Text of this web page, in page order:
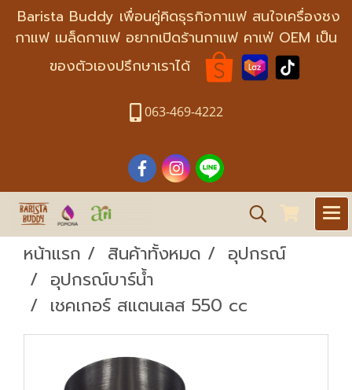
Barista Buddy เพื่อนคู่คิดธุรกิจกาแฟ สนใจเครื่องชง
กาแฟ เมล็ดกาแฟ อยากเปิดร้านกาแฟ คาเฟ่ OEM เป็น
ของตัวเองปรึกษาเราได้
063-469-4222
หน้าแรก สินค้าทั้งหมด
อุปกรณ์
อุปกรณ์บาร์น้ำ
เชคเกอร์ สแตนเลส 550 cc